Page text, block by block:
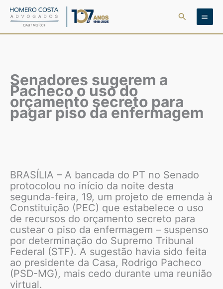
para
Pesquisar
Senadores sugerem a
Pacheco o uso do
orçamento secreto para
pagar piso da enfermagem
BRASÍLIA – A bancada do PT no Senado
protocolou no início da noite desta
segunda-feira, 19, um projeto de emenda à
Constituição (PEC) que estabelece o uso
de recursos do orçamento secreto para
custear o piso da enfermagem – suspenso
por determinação do Supremo Tribunal
Federal (STF). A sugestão havia sido feita
ao presidente da Casa, Rodrigo Pacheco
(PSD-MG), mais cedo durante uma reunião
virtual.